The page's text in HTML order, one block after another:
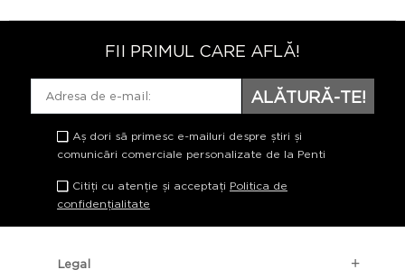
FII PRIMUL CARE AFLĂ!
ALĂTURĂ-TE!
Aș dori să primesc e-mailuri despre știri și
comunicări comerciale personalizate de la Penti
Citiți cu atenție și acceptați Politica de
confidențialitate
Legal